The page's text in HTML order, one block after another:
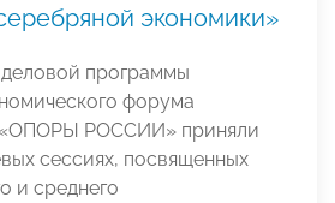
экономики»
программы
форума
«ОПОРЫ РОССИИ» приняли
сессиях, посвященных
и среднего